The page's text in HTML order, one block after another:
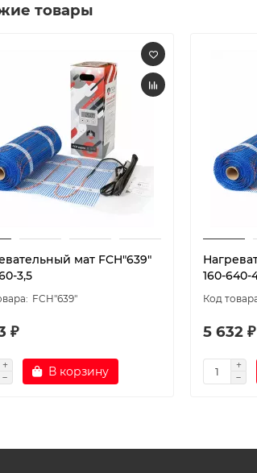
товары
мат FCH"639"
3,5
FCH"639"
₽
В корзину
160-640-
5 632 ₽